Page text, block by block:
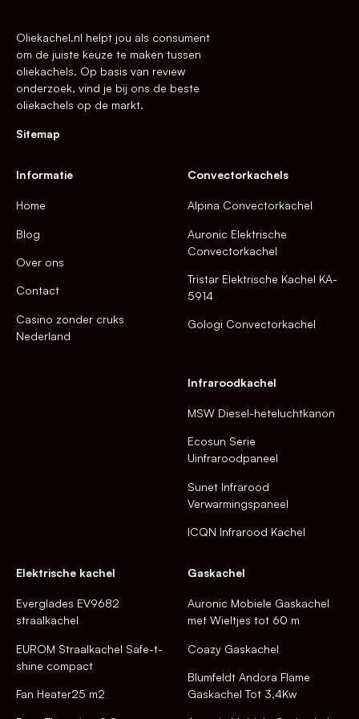
Oliekachel.nl helpt jou als consument
om de juiste keuze te maken tussen
oliekachels. Op basis van review
onderzoek, vind je bij ons de beste
oliekachels op de markt.
Sitemap
Informatie
Home
Blog
Over ons
Contact
Casino zonder cruks
Nederland
Convectorkachels
Alpina Convectorkachel
Auronic Elektrische
Convectorkachel
Tristar Elektrische Kachel KA-
5914
Gologi Convectorkachel
Infraroodkachel
MSW Diesel-heteluchtkanon
Ecosun Serie
Uinfraroodpaneel
Sunet Infrarood
Verwarmingspaneel
ICQN Infrarood Kachel
Elektrische kachel
Everglades EV9682
straalkachel
EUROM Straalkachel Safe-t-
shine compact
Fan Heater25 m2
Gaskachel
Auronic Mobiele Gaskachel
met Wieltjes tot 60 m
Coazy Gaskachel
Blumfeldt Andora Flame
Gaskachel Tot 3,4Kw